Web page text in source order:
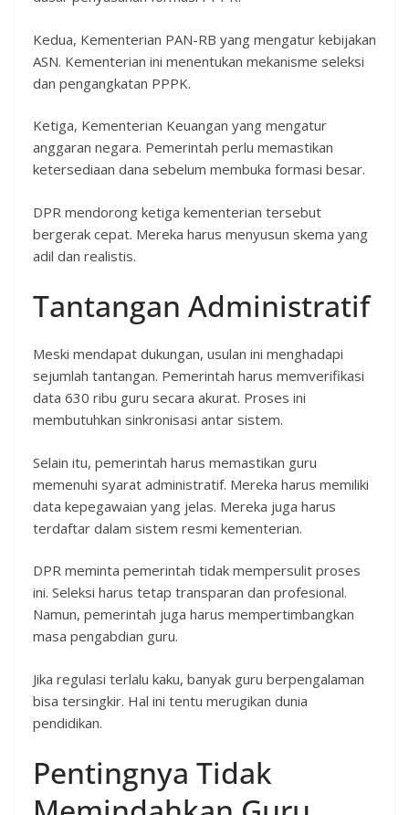
Kedua, Kementerian PAN-RB yang mengatur kebijakan
ASN. Kementerian ini menentukan mekanisme seleksi
dan pengangkatan PPPK.
Ketiga, Kementerian Keuangan yang mengatur
anggaran negara. Pemerintah perlu memastikan
ketersediaan dana sebelum membuka formasi besar.
DPR mendorong ketiga kementerian tersebut
bergerak cepat. Mereka harus menyusun skema yang
adil dan realistis.
Tantangan Administratif
Meski mendapat dukungan, usulan ini menghadapi
sejumlah tantangan. Pemerintah harus memverifikasi
data 630 ribu guru secara akurat. Proses ini
membutuhkan sinkronisasi antar sistem.
Selain itu, pemerintah harus memastikan guru
memenuhi syarat administratif. Mereka harus memiliki
data kepegawaian yang jelas. Mereka juga harus
terdaftar dalam sistem resmi kementerian.
DPR meminta pemerintah tidak mempersulit proses
ini. Seleksi harus tetap transparan dan profesional.
Namun, pemerintah juga harus mempertimbangkan
masa pengabdian guru.
Jika regulasi terlalu kaku, banyak guru berpengalaman
bisa tersingkir. Hal ini tentu merugikan dunia
pendidikan.
Pentingnya Tidak